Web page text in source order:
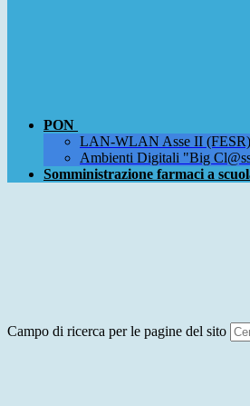
PON
LAN-WLAN Asse II (FESR)
Ambienti Digitali "Big
Somministrazione farmaci a
Campo di ricerca per le pagine del sito